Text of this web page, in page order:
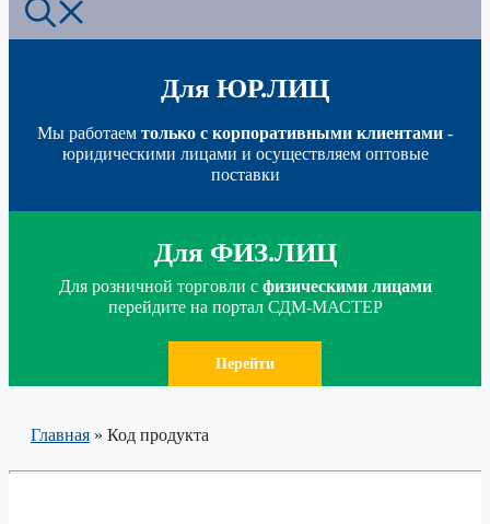
Для ЮР.ЛИЦ
Мы работаем только с корпоративными клиентами -
юридическими лицами и осуществляем оптовые
поставки
Для ФИЗ.ЛИЦ
Для розничной торговли с физическими лицами
перейдите на портал СДМ-МАСТЕР
Перейти
Главная » Код продукта